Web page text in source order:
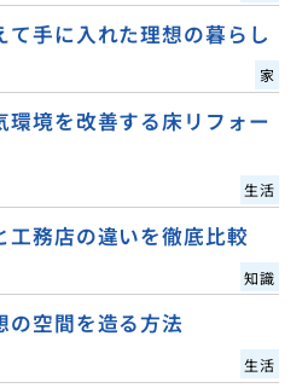
て手に入れた理想の暮らし
家
環境を改善する床リフォー
生活
工務店の違いを徹底比較
知識
の空間を造る方法
生活